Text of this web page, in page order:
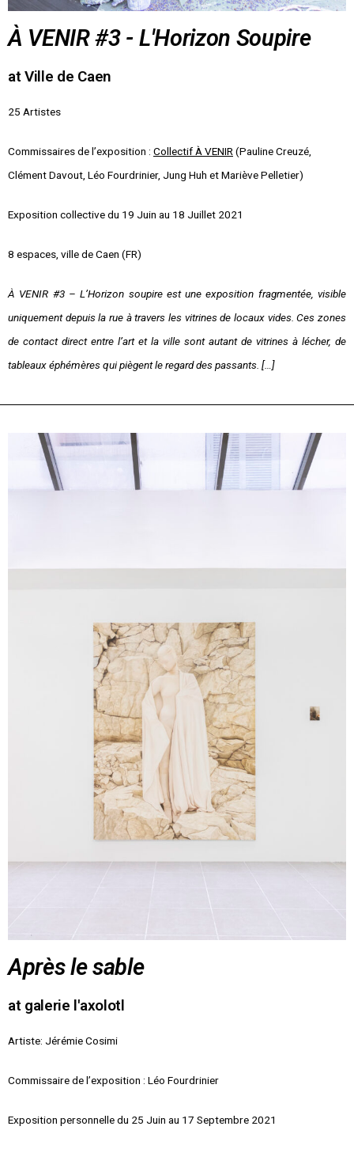
À VENIR #3 - L'Horizon Soupire
at Ville de Caen
25 Artistes
Commissaires de l’exposition : Collectif À VENIR (Pauline Creuzé,
Clément Davout, Léo Fourdrinier, Jung Huh et Mariève Pelletier)
Exposition collective du 19 Juin au 18 Juillet 2021
8 espaces, ville de Caen (FR)
À VENIR #3 – L’Horizon soupire est une exposition fragmentée, visible
uniquement depuis la rue à travers les vitrines de locaux vides. Ces zones
de contact direct entre l’art et la ville sont autant de vitrines à lécher, de
tableaux éphémères qui piègent le regard des passants. […]
Après le sable
at galerie l'axolotl
Artiste: Jérémie Cosimi
Commissaire de l’exposition : Léo Fourdrinier
Exposition personnelle du 25 Juin au 17 Septembre 2021